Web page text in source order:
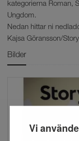
Vi
kategorierna Roman,
Ungdom.
Nedan hittar ni
Kajsa Göransson/
Bilder